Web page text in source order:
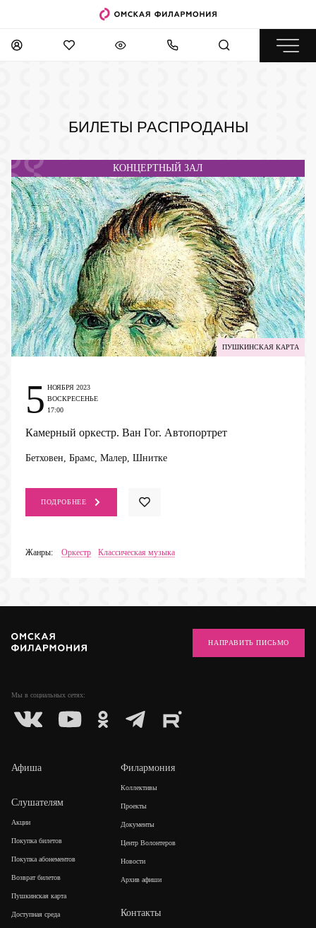
БИЛЕТЫ РАСПРОДАНЫ
КОНЦЕРТНЫЙ ЗАЛ
ПУШКИНСКАЯ КАРТА
Камерный оркестр. Ван Гог. Автопортрет
Бетховен, Брамс, Малер, Шнитке
Жанры: Оркестр Классическая музыка
5 НОЯБРЯ 2023
ВОСКРЕСЕНЬЕ
17:00
ПОДРОБНЕЕ
Мы в социальных сетях:
НАПРАВИТЬ ПИСЬМО
Афиша
Слушателям
Акции
Покупка билетов
Покупка абонементов
Возврат билетов
Пушкинская карта
Доступная среда
Филармония
Коллективы
Проекты
Документы
Центр Волонтеров
Новости
Архив афиши
Контакты